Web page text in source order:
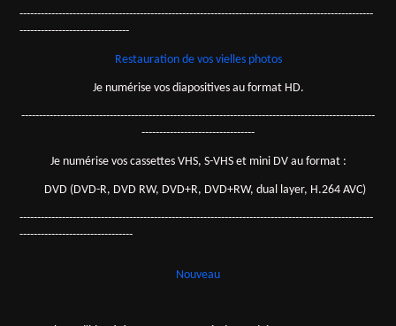
----------------------------------------------------------------------------------------------------
-------------------------------
Restauration devos vielles photos
Je numérise vos diapositives au format HD.
----------------------------------------------------------------------------------------------------
--------------------------------
Je numérise vos cassettes VHS, S-VHS et mini DV au format :
DVD (DVD-R, DVD RW, DVD+R, DVD+RW, dual layer, H.264 AVC)
----------------------------------------------------------------------------------------------------
--------------------------------
Nouveau